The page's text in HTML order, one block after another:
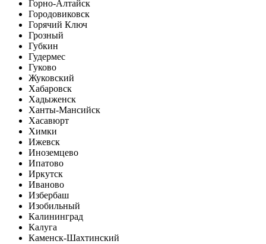
Горно-Алтайск
Городовиковск
Горячий Ключ
Грозный
Губкин
Гудермес
Гуково
Жуковский
Хабаровск
Хадыженск
Ханты-Мансийск
Хасавюрт
Химки
Ижевск
Иноземцево
Ипатово
Иркутск
Иваново
Избербаш
Изобильный
Калининград
Калуга
Каменск-Шахтинский